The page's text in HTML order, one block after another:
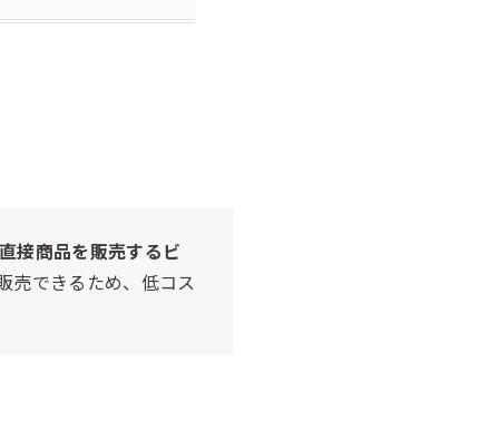
接商品を販売するビ
売できるため、低コス